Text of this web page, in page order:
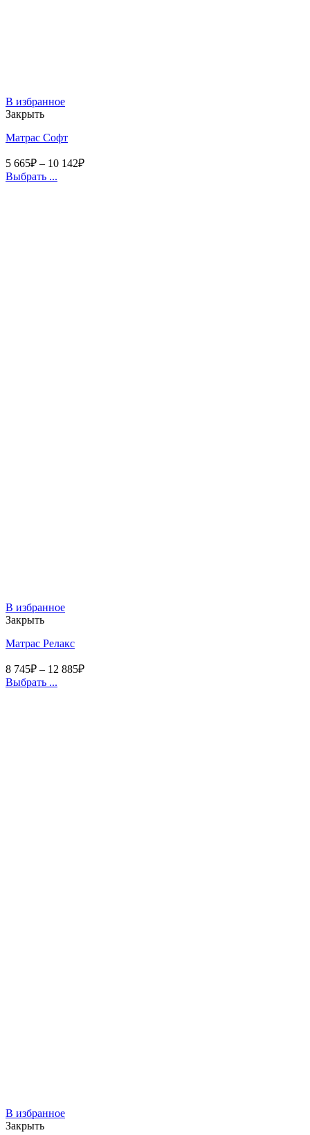
В избранное
Закрыть
Матрас Софт
5 665₽ – 10 142₽
Выбрать ...
В избранное
Закрыть
Матрас Релакс
8 745₽ – 12 885₽
Выбрать ...
В избранное
Закрыть